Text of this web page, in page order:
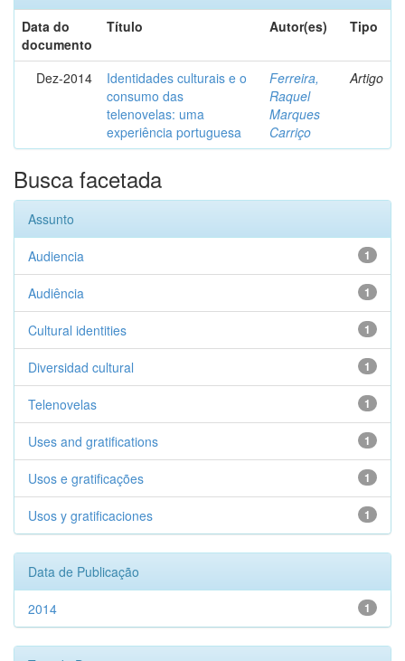
Data do
documento
Título Autor(es) Tipo
Dez-2014
Identidades culturais e o
consumo das
telenovelas: uma
experiência portuguesa
Ferreira,
Raquel
Marques
Carriço
Artigo
Busca facetada
Assunto
1
Audiencia
1
Audiência
1
Cultural identities
1
Diversidad cultural
1
Telenovelas
1
Uses and gratifications
1
Usos e gratificações
1
Usos y gratificaciones
Data de Publicação
1
2014